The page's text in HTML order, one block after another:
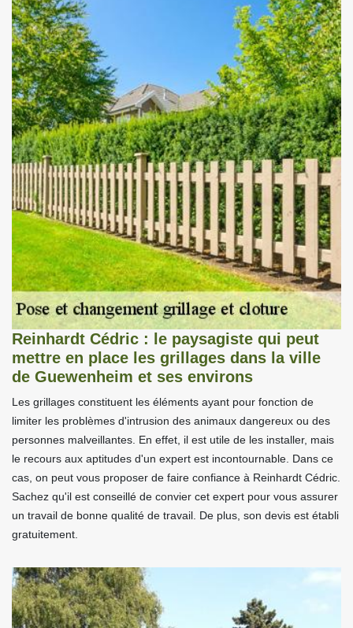
Reinhardt Cédric : le paysagiste qui peut
mettre en place les grillages dans la ville
de Guewenheim et ses environs
Les grillages constituent les éléments ayant pour fonction de
limiter les problèmes d'intrusion des animaux dangereux ou des
personnes malveillantes. En effet, il est utile de les installer, mais
le recours aux aptitudes d'un expert est incontournable. Dans ce
cas, on peut vous proposer de faire confiance à Reinhardt Cédric.
Sachez qu'il est conseillé de convier cet expert pour vous assurer
un travail de bonne qualité de travail. De plus, son devis est établi
gratuitement.